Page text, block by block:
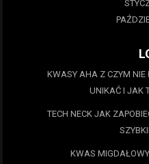
KWASY AHA Z CZYM NIE
UNIKAĆ I JAK
TECH NECK JAK
KWAS